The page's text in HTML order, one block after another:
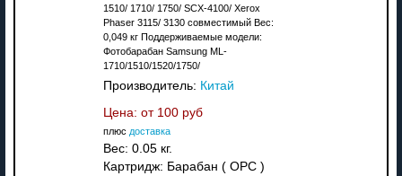
1510/ 1710/ 1750/ SCX-4100/ Xerox
Phaser 3115/ 3130 совместимый Вес:
0,049 кг Поддерживаемые модели:
Фотобарабан Samsung ML-
1710/1510/1520/1750/
Производитель: Китай
Цена: от 100 руб
плюс доставка
Вес: 0.05 кг.
Картридж: Барабан ( OPC )